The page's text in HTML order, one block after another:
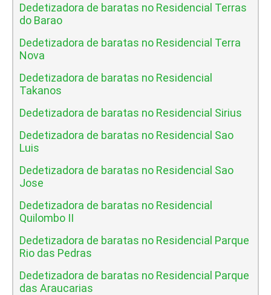
Dedetizadora de baratas no Residencial Terras
do Barao
Dedetizadora de baratas no Residencial Terra
Nova
Dedetizadora de baratas no Residencial
Takanos
Dedetizadora de baratas no Residencial Sirius
Dedetizadora de baratas no Residencial Sao
Luis
Dedetizadora de baratas no Residencial Sao
Jose
Dedetizadora de baratas no Residencial
Quilombo II
Dedetizadora de baratas no Residencial Parque
Rio das Pedras
Dedetizadora de baratas no Residencial Parque
das Araucarias